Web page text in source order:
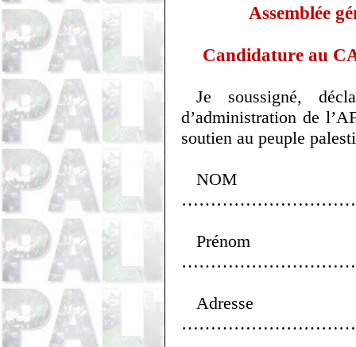
Assemblée
Candidature au
Je soussigné,
d’administration de
soutien au peuple